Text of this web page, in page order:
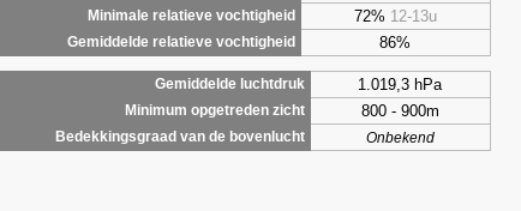
Minimale relatieve vochtigheid 72% 12-13u
Gemiddelde relatieve vochtigheid 86%
Gemiddelde luchtdruk
1.019,3 hPa
Minimum opgetreden zicht 800 - 900m
Bedekkingsgraad van de bovenlucht Onbekend